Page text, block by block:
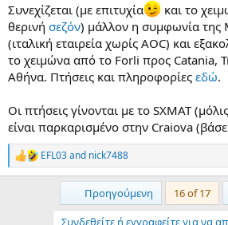
Συνεχίζεται (με επιτυχία
και το
θερινή σεζόν) μάλλον η συμφωνία της
(ιταλική εταιρεία χωρίς AOC) και
το χειμώνα από το Forli προς Catania,
Αθήνα. Πτήσεις και πληροφορίες εδώ.
Οι πτήσεις γίνονται με το SXMAT
είναι παρκαρισμένο στην Craiova
R
e
EFL03and nick7488
Προηγούμενη 16 of 17
Συνδεθείτε ή εγγραφείτε για να